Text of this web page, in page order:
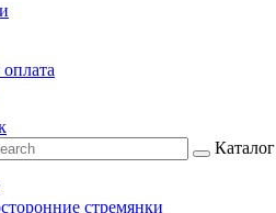
Каталог
стремянки